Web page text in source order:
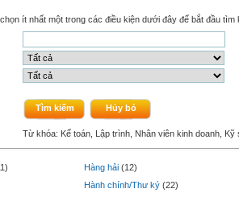
ít nhất một trong các điều kiện dưới đây để bắt đầu tìm
Từ khóa: Kế toán, Lập trình, Nhân viên kinh doanh, Kỹ
) Hàng hải (12)
Hành chính/Thư ký (22)